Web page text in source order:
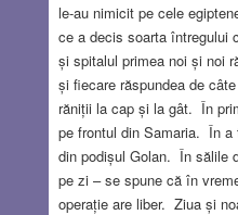
le-au nimicit pe cele
ce a decis soarta întregului
și spitalul primea noi și noi
și fiecare răspundea de
răniții la cap și la gât. În
pe frontul din Samaria. În
din podișul Golan. În sălile
pe zi – se spune că în
operație are liber. Ziua și